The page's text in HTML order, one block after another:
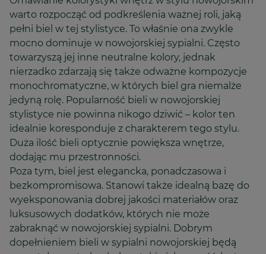
warto rozpocząć od podkreślenia ważnej roli, jaką
pełni biel w tej stylistyce. To właśnie ona zwykle
mocno dominuje w nowojorskiej sypialni. Często
towarzyszą jej inne neutralne kolory, jednak
nierzadko zdarzają się także odważne kompozycje
monochromatyczne, w których biel gra niemalże
jedyną rolę. Popularność bieli w nowojorskiej
stylistyce nie powinna nikogo dziwić – kolor ten
idealnie koresponduje z charakterem tego stylu.
Duża ilość bieli optycznie powiększa wnętrze,
dodając mu przestronności.
Poza tym, biel jest elegancka, ponadczasowa i
bezkompromisowa. Stanowi także idealną bazę do
wyeksponowania dobrej jakości materiałów oraz
luksusowych dodatków, których nie może
zabraknąć w nowojorskiej sypialni. Dobrym
dopełnieniem bieli w sypialni nowojorskiej będą